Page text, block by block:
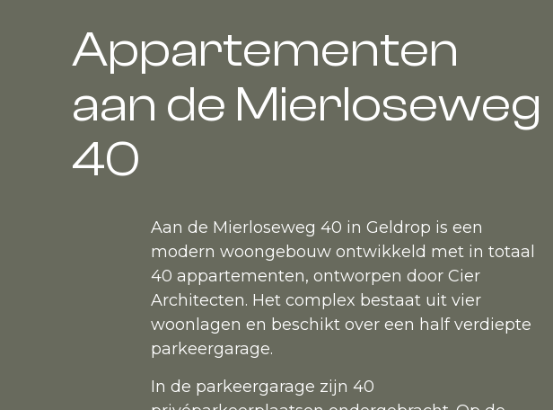
Appartementen
aan de Mierloseweg
40
Aan de Mierloseweg 40 in Geldrop is een
modern woongebouw ontwikkeld met in totaal
40 appartementen, ontworpen door Cier
Architecten. Het complex bestaat uit vier
woonlagen en beschikt over een half verdiepte
parkeergarage.
In de parkeergarage zijn 40